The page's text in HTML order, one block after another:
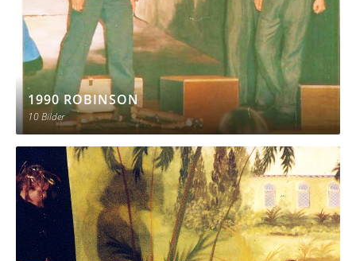
1990 ROBINSON
10 Bilder